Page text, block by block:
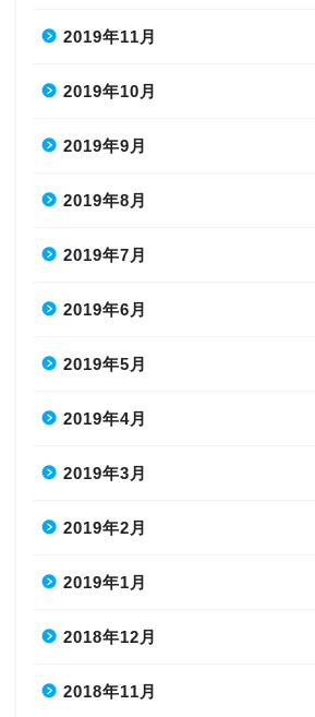
2019年11月
2019年10月
2019年9月
2019年8月
2019年7月
2019年6月
2019年5月
2019年4月
2019年3月
2019年2月
2019年1月
2018年12月
2018年11月